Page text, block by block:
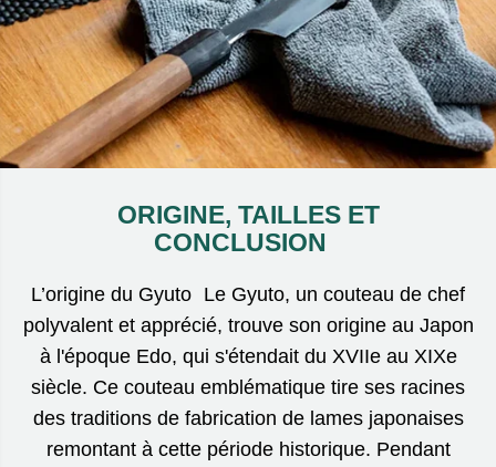
ORIGINE, TAILLES ET
CONCLUSION
L’origine du Gyuto Le Gyuto, un couteau de chef
polyvalent et apprécié, trouve son origine au Japon
à l'époque Edo, qui s'étendait du XVIIe au XIXe
siècle. Ce couteau emblématique tire ses racines
des traditions de fabrication de lames japonaises
remontant à cette période historique. Pendant